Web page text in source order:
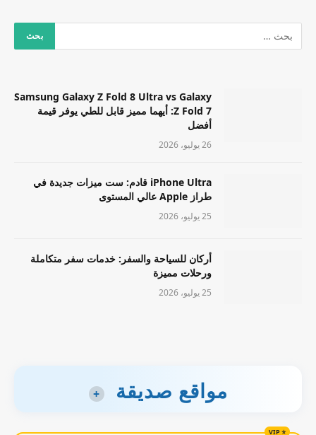
Samsung Galaxy Z Fold 8 Ultra vs Galaxy
Z Fold 7: أيهما مميز قابل للطي يوفر قيمة
أفضل
26 يوليو، 2026
iPhone Ultra قادم: ست ميزات جديدة في
طراز Apple عالي المستوى
25 يوليو، 2026
أركان للسياحة والسفر: خدمات سفر متكاملة
ورحلات مميزة
25 يوليو، 2026
مواقع صديقة +